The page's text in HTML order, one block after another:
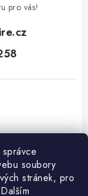
soubory
stránek, pro
pro vás!